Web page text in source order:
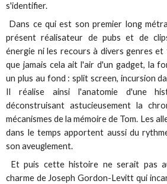
s'identifier.
Dans ce qui est son premier long
présent réalisateur de pubs et de
énergie ni les recours à divers genres et
que jamais cela ait l'air d'un gadget, la
un plus au fond : split screen, incursion
Il réalise ainsi l'anatomie d'une
déconstruisant astucieusement la
mécanismes de la mémoire de Tom. Les
dans le temps apportent aussi du
son aveuglement.
Et puis cette histoire ne serait pas
charme de Joseph Gordon-Levitt qui